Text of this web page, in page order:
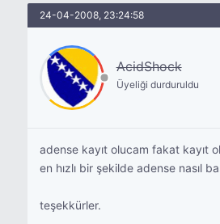
24-04-2008, 23:24:58
AcidShock
Üyeliği durduruldu
adense kayıt olucam fakat kayıt
en hızlı bir şekilde adense nasıl
teşekkürler.